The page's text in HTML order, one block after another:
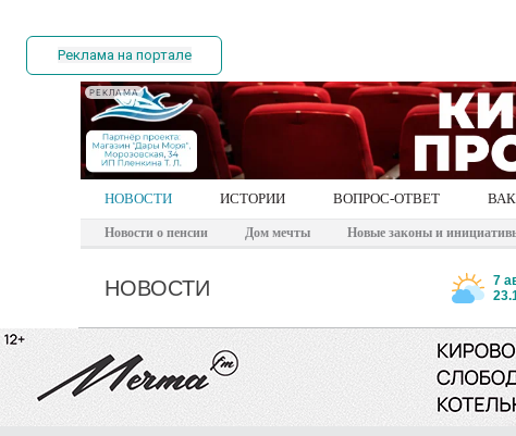
Реклама на портале
РЕКЛАМА
НОВОСТИ ИСТОРИИ ВОПРОС-ОТВЕТ
Новости о пенсии Дом мечты Новые законы и
НОВОСТИ
7